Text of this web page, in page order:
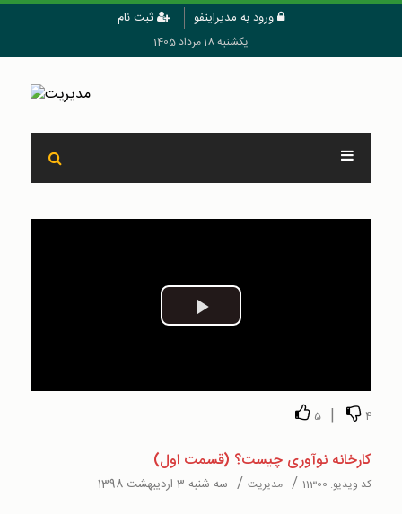
ورود به مدیراینفو ثبت نام
یکشنبه 18 مرداد 1405
Play
4
|
5
کارخانه نوآوری چیست؟ (قسمت اول)
کد ویدیو: 11300
/ مدیریت/ سه شنبه 3 اردیبهشت 1398